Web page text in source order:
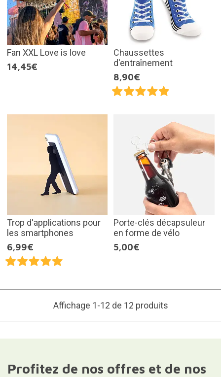
Fan XXL Love is love
14,45€
Chaussettes
d'entraînement
8,90€
Trop d'applications pour
les smartphones
6,99€
Porte-clés décapsuleur
en forme de vélo
5,00€
Affichage 1-12 de 12 produits
Profitez de nos offres et de nos